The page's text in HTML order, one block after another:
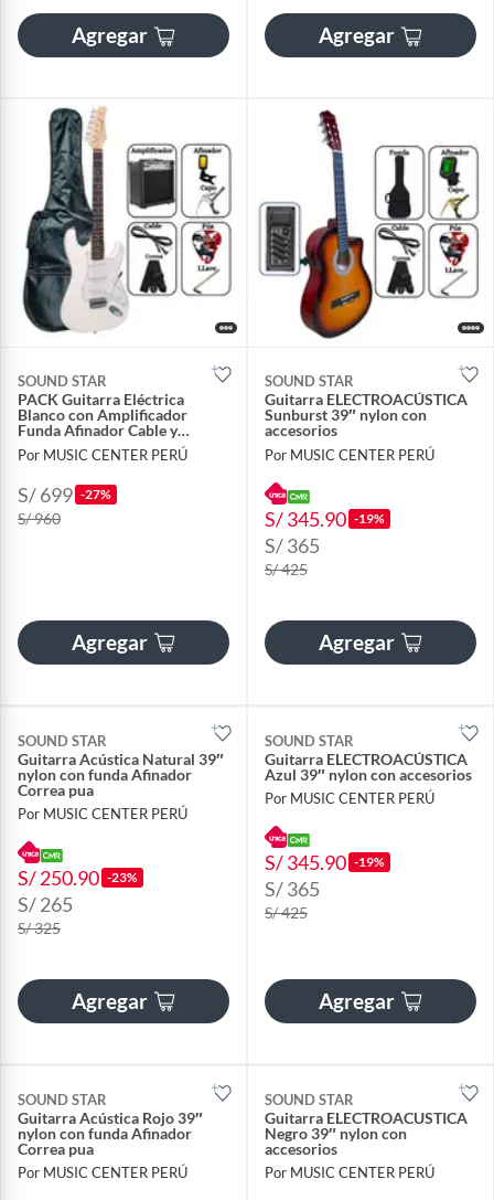
Agregar Agregar
SOUND STAR
PACK Guitarra Eléctrica
Blanco con Amplificador
Funda Afinador Cable y
Accesorios
Por MUSIC CENTER PERÚ
S/ 699 -27%
S/ 960
Agregar
SOUND STAR
Guitarra ELECTROACÚSTICA
Sunburst 39″ nylon con
accesorios
Por MUSIC CENTER PERÚ
S/ 345.90 -19%
S/ 365
S/ 425
Agregar
SOUND STAR
Guitarra Acústica Natural 39″
nylon con funda Afinador
Correa pua
Por MUSIC CENTER PERÚ
S/ 250.90 -23%
S/ 265
S/ 325
Agregar
SOUND STAR
Guitarra ELECTROACÚSTICA
Azul 39″ nylon con accesorios
Por MUSIC CENTER PERÚ
S/ 345.90 -19%
S/ 365
S/ 425
Agregar
SOUND STAR
Guitarra Acústica Rojo 39″
nylon con funda Afinador
Correa pua
Por MUSIC CENTER PERÚ
SOUND STAR
Guitarra ELECTROACUSTICA
Negro 39″ nylon con
accesorios
Por MUSIC CENTER PERÚ